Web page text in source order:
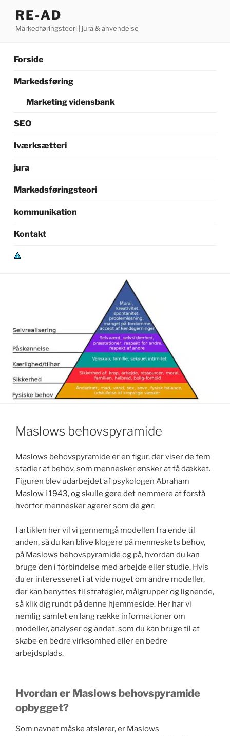
indhold
RE-AD
Markedføringsteori | jura & anvendelse
Forside
Markedsføring
Marketing vidensbank
SEO
Iværksætteri
jura
Markedsføringsteori
kommunikation
Kontakt
P
l
i
v
s
o
k
Maslows behovspyramide
Maslows behovspyramide er en figur, der viser de fem
stadier af behov, som mennesker ønsker at få dækket.
Figuren blev udarbejdet af psykologen Abraham
Maslow i 1943, og skulle gøre det nemmere at forstå
hvorfor mennesker agerer som de gør.
I artiklen her vil vi gennemgå modellen fra ende til
anden, så du kan blive klogere på menneskets behov,
på Maslows behovspyramide og på, hvordan du kan
bruge den i forbindelse med arbejde eller studie. Hvis
du er interesseret i at vide noget om andre modeller,
der kan benyttes til strategier, målgrupper og lignende,
så klik dig rundt på denne hjemmeside. Her har vi
nemlig samlet en lang række informationer om
modeller, analyser og andet, som du kan bruge til at
skabe en bedre virksomhed eller en bedre
arbejdsplads.
Hvordan er Maslows behovspyramide
opbygget?
Som navnet måske afslører, er Maslows